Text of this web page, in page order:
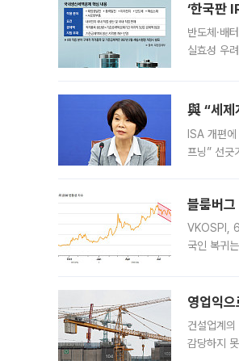
‘한국판
반도체·배
실효성 우
與 “세제
ISA 개편
프닝” 선긋
블룸버
VKOSPI, 6
국인 복귀
영업익
건설업계
감당하지